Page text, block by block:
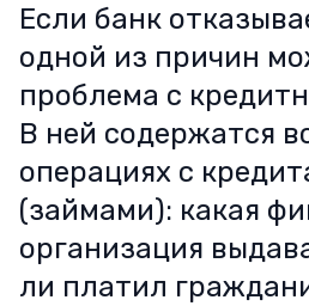
Если банк
одной из причин
проблема с
В ней содержатся
операциях с
(займами): какая
организация
ли платил